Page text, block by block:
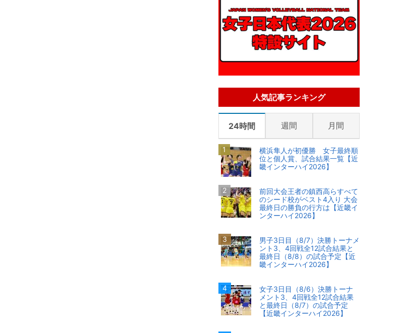
人気記事ランキング
24時間 週間 月間
横浜隼人が初優勝 女子最終順
位と個人賞、試合結果一覧【近
畿インターハイ2026】
前回大会王者の鎮西高らすべて
のシード校がベスト4入り 大会
最終日の勝負の行方は【近畿イ
ンターハイ2026】
男子3日目（8/7）決勝トーナメ
ント3、4回戦全12試合結果と
最終日（8/8）の試合予定【近
畿インターハイ2026】
女子3日目（8/6）決勝トーナ
メント3、4回戦全12試合結果
と最終日（8/7）の試合予定
【近畿インターハイ2026】